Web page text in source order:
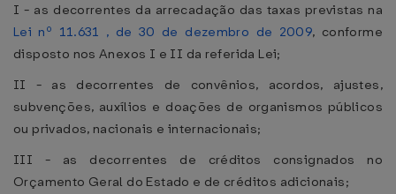
I - as decorrentes da arrecadação das taxas previstas na
Lei nº 11.631 , de 30 de dezembro de 2009, conforme
disposto nos Anexos I e II da referida Lei;
II - as decorrentes de convênios, acordos, ajustes,
subvenções, auxílios e doações de organismos públicos
ou privados, nacionais e internacionais;
III - as decorrentes de créditos consignados no
Orçamento Geral do Estado e de créditos adicionais;